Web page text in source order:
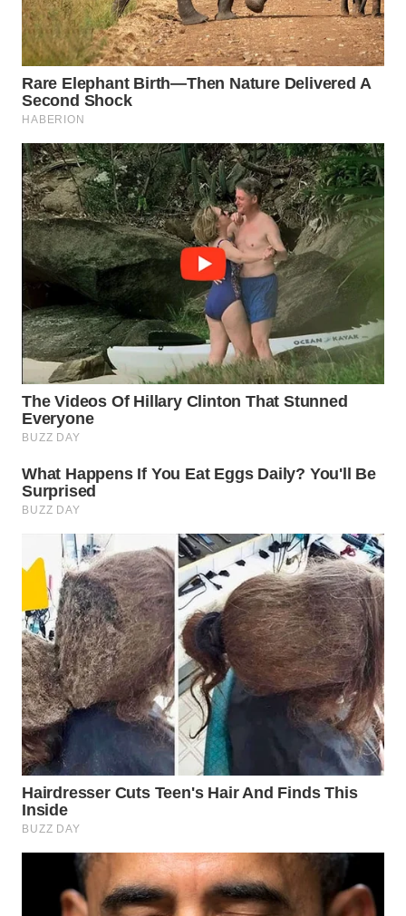
NIAS
WN
LANGKAT
WN
TAPANULI
SELATAN
WN
TANJUNG
LESUNG
WN
KARO
WN
SIMALUNGUN
WN
WN
TAPANULI
TENGAH
WN DELI
SERDANG
WN
TEBING
TINGGI
WN
PAKPAK
WN
KARAWANG
BEKASI